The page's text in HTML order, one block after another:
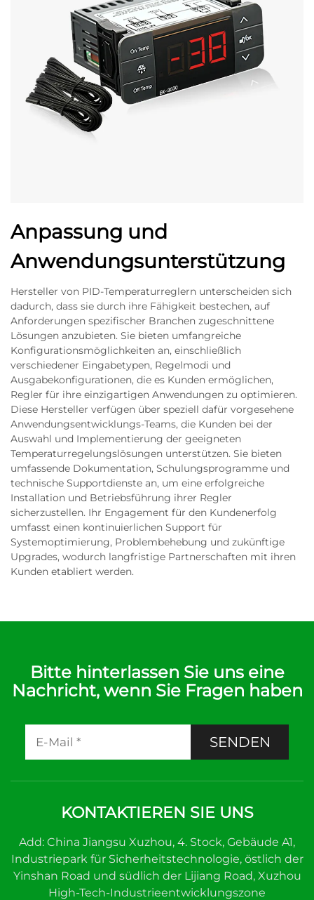
Anpassung und
Anwendungsunterstützung
Hersteller von PID-Temperaturreglern unterscheiden sich
dadurch, dass sie durch ihre Fähigkeit bestechen, auf
Anforderungen spezifischer Branchen zugeschnittene
Lösungen anzubieten. Sie bieten umfangreiche
Konfigurationsmöglichkeiten an, einschließlich
verschiedener Eingabetypen, Regelmodi und
Ausgabekonfigurationen, die es Kunden ermöglichen,
Regler für ihre einzigartigen Anwendungen zu optimieren.
Diese Hersteller verfügen über speziell dafür vorgesehene
Anwendungsentwicklungs-Teams, die Kunden bei der
Auswahl und Implementierung der geeigneten
Temperaturregelungslösungen unterstützen. Sie bieten
umfassende Dokumentation, Schulungsprogramme und
technische Supportdienste an, um eine erfolgreiche
Installation und Betriebsführung ihrer Regler
sicherzustellen. Ihr Engagement für den Kundenerfolg
umfasst einen kontinuierlichen Support für
Systemoptimierung, Problembehebung und zukünftige
Upgrades, wodurch langfristige Partnerschaften mit ihren
Kunden etabliert werden.
Bitte hinterlassen Sie uns eine
Nachricht, wenn Sie Fragen haben
SENDEN
KONTAKTIEREN SIE UNS
Add: China Jiangsu Xuzhou, 4. Stock, Gebäude A1,
Industriepark für Sicherheitstechnologie, östlich der
Yinshan Road und südlich der Lijiang Road, Xuzhou
High-Tech-Industrieentwicklungszone